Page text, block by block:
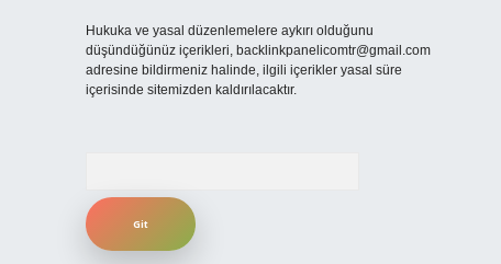
Hukuka ve yasal düzenlemelere aykırı olduğunu
düşündüğünüz içerikleri, backlinkpanelicomtr@gmail.com
adresine bildirmeniz halinde, ilgili içerikler yasal süre
içerisinde sitemizden kaldırılacaktır.